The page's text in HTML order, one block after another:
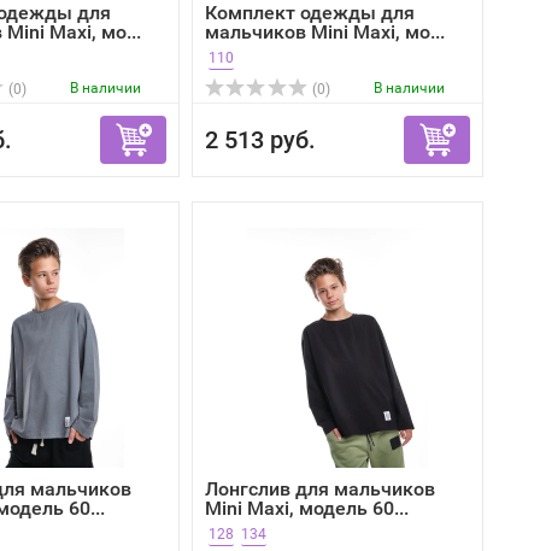
для
Mini Maxi, мо...
(0)
В наличии
Комплект одежды для
мальчиков Mini Maxi, мо...
110
(0)
В наличии
2 513 руб.
мальчиков
60...
Лонгслив для мальчиков
Mini Maxi, модель 60...
128 134